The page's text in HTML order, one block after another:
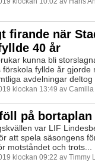
firande när
40 år
kunna bli
förskola fyllde år gjorde
avdelningar deltog
klockan 13:49 av
på bortaplan
var LIF
att spela säsongens
motståndet och trots...
klockan 09:22 av Timmy